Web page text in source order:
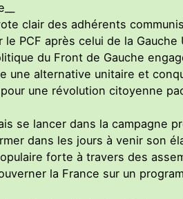
clair des adhérents
PCF après celui de la
du Front de Gauche
une alternative unitaire et
une révolution citoyenne
se lancer dans la campagne
dans les jours à venir son
forte à travers des
la France sur un